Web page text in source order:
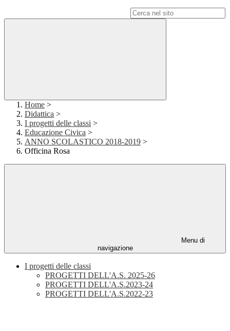
Home >
Didattica >
I progetti delle classi >
Educazione Civica >
ANNO SCOLASTICO 2018-2019 >
Officina Rosa
Menu di
navigazione
I progetti delle classi
PROGETTI DELL'A.S. 2025-26
PROGETTI DELL'A.S.2023-24
PROGETTI DELL'A.S.2022-23